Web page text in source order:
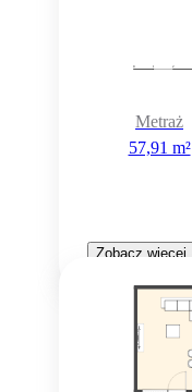
Metraż
57,91 m²
Zobacz więcej